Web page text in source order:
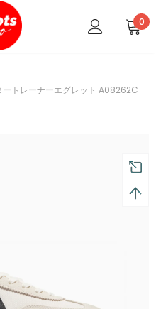
0
トレーナーエグレット A08262C